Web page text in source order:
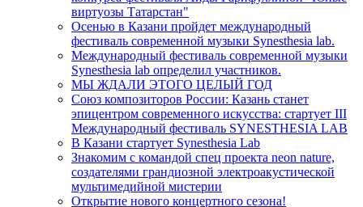
виртуозы Татарстан"
Осенью в Казани пройдет международный
фестиваль современной музыки Synesthesia lab.
Международный фестиваль современной музыки
Synesthesia lab определил участников.
МЫ ЖДАЛИ ЭТОГО ЦЕЛЫЙ ГОД
Союз композиторов России: Казань станет
эпицентром современного искусства: стартует III
Международный фестиваль SYNESTHESIA LAB
В Казани стартует Synesthesia Lab
Знакомим с командой спец проекта neon nature,
создателями грандиозной электроакустической
мультимедийной мистерии
Открытие нового концертного сезона!